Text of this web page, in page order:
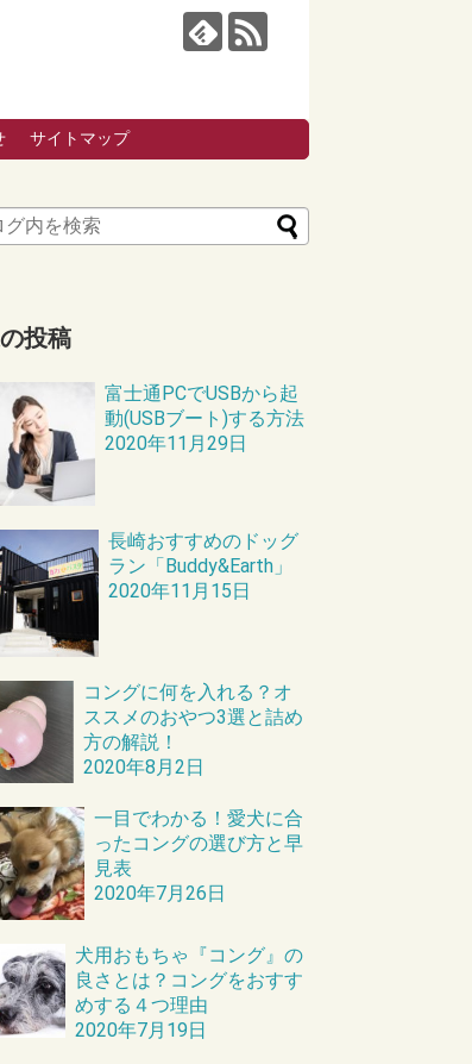
サイトマップ
投稿
富士通PCでUSBから起
動(USBブート)する方法
2020年11月29日
長崎おすすめのドッグ
ラン「Buddy&Earth」
2020年11月15日
コングに何を入れる？オ
ススメのおやつ3選と詰め
方の解説！
2020年8月2日
一目でわかる！愛犬に合
ったコングの選び方と早
見表
2020年7月26日
犬用おもちゃ『コング』の
良さとは？コングをおすす
めする４つ理由
2020年7月19日